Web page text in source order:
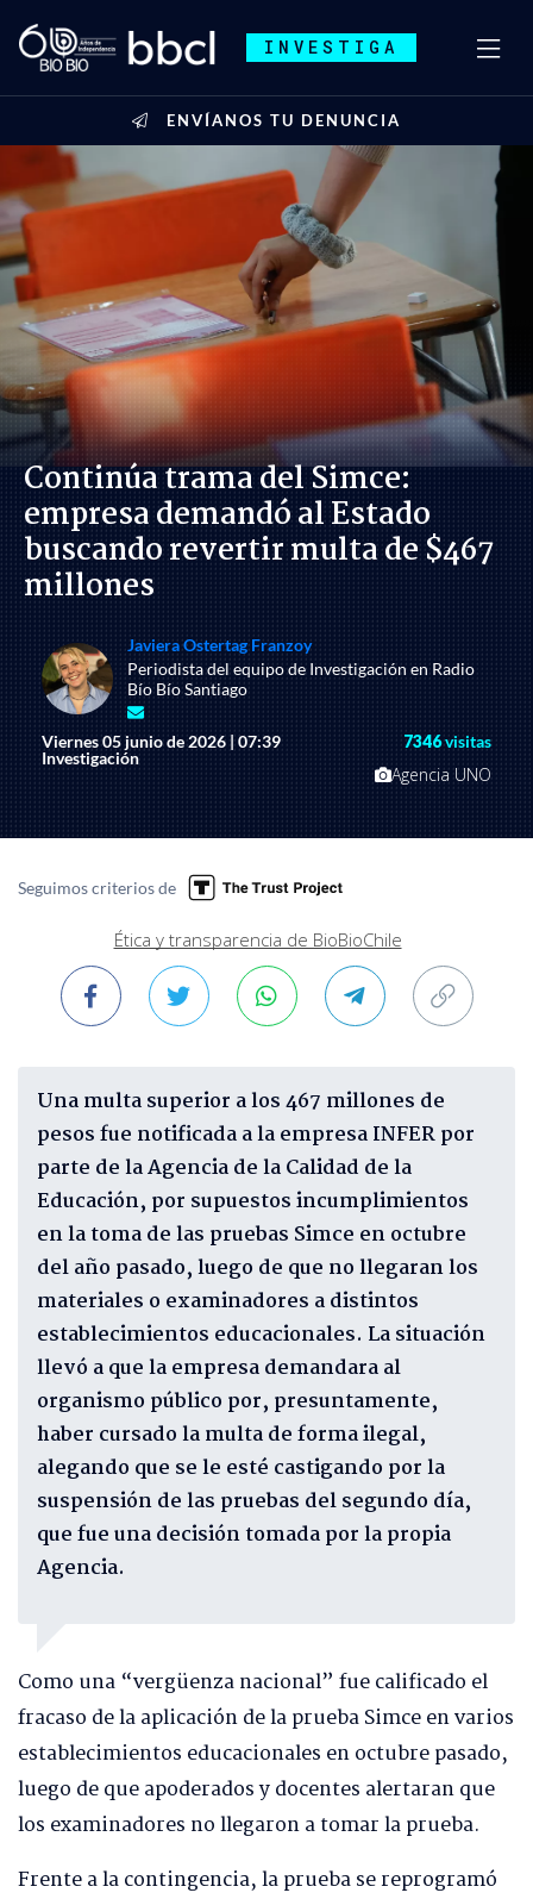
INVESTIGA
ENVÍANOS TU DENUNCIA
Continúa trama del Simce:
empresa demandó al Estado
buscando revertir multa de $467
millones
Javiera Ostertag Franzoy
Periodista del equipo de Investigación en Radio
Bío Bío Santiago
Viernes 05 junio de 2026 | 07:39
Investigación
7346visitas
Agencia UNO
Seguimos criterios de
Ética y transparencia de BioBioChile
Una multa superior a los 467 millones de
pesos fue notificada a la empresa INFER por
parte de la Agencia de la Calidad de la
Educación, por supuestos incumplimientos
en la toma de las pruebas Simce en octubre
del año pasado, luego de que no llegaran los
materiales o examinadores a distintos
establecimientos educacionales. La situación
llevó a que la empresa demandara al
organismo público por, presuntamente,
haber cursado la multa de forma ilegal,
alegando que se le esté castigando por la
suspensión de las pruebas del segundo día,
que fue una decisión tomada por la propia
Agencia.
Como una “vergüenza nacional” fue calificado el
fracaso de la aplicación de la prueba Simce en varios
establecimientos educacionales en octubre pasado,
luego de que apoderados y docentes alertaran que
los examinadores no llegaron a tomar la prueba.
Frente a la contingencia, la prueba se reprogramó